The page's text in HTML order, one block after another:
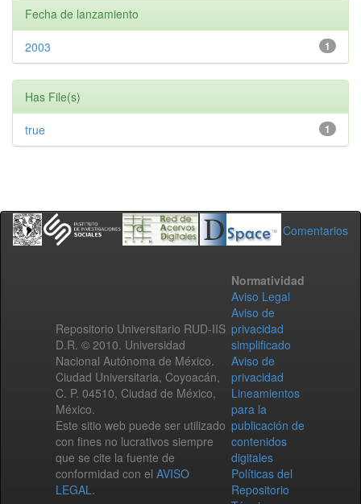
Fecha de lanzamiento
1
2003
Has File(s)
1
true
Comentarios
Repositorio Universitario RUD-IIS
D.R. © 2010. Universidad
Nacional Autónoma de México.
Ciudad Universitaria, Coyoacán,
C. P. 04510, Ciudad de México,
México.
Este sitio web puede ser utilizado
con fines no lucrativos siempre
que se cite la fuente de
conformidad con el AVISO
LEGAL.
Normatividad
Aviso Legal
Aviso de
privacidad
simplificado
Aviso de
privacidad
Lineamientos
para la
publicación de
contenidos
digitales
Políticas del
Repositorio